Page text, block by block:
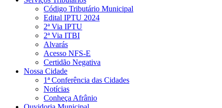
Código Tributário Municipal
Edital IPTU 2024
2ª Via IPTU
2ª Via ITBI
Alvarás
Acesso NFS-E
Certidão Negativa
Nossa Cidade
1ª Conferência das Cidades
Notícias
Conheça Afrânio